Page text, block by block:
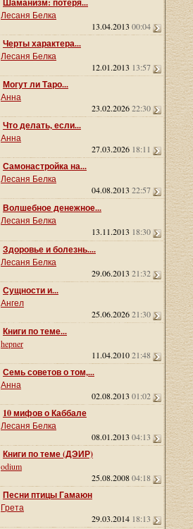
Шаманизм: потеря...
Лесаня Белка
13.04.2013 00:04
Черты характера...
Лесаня Белка
12.01.2013 13:57
Могут ли Таро...
Анна
23.02.202622:30
Что делать, если...
Анна
27.03.2026 18:11
Самонастройка на...
Лесаня Белка
04.08.2013 22:57
Волшебное денежное...
Лесаня Белка
13.11.2013 18:30
Здоровье и болезнь....
Лесаня Белка
29.06.2013 21:32
Сущности и...
Ангел
25.06.202621:30
Книги по теме...
hepner
11.04.201021:48
Семь советов о том,...
Анна
02.08.2013 01:02
10 мифов о Каббале
Лесаня Белка
08.01.2013 04:13
Книги по теме (ДЭИР)
odium
25.08.200804:18
Песни птицы Гамаюн
Грета
29.03.2014 18:13